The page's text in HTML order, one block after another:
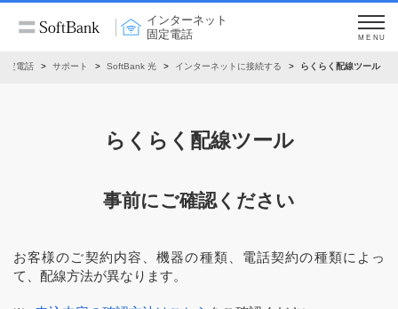
インターネット
固定電話
MENU
定電話 サポート SoftBank 光 インターネットに接続する らくらく配線ツール
らくらく配線ツール
事前にご確認ください
お客様のご契約内容、機器の種類、電話契約の種類によっ
て、配線⽅法が異なります。